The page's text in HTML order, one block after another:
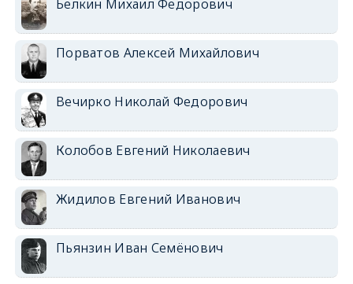
Белкин Михаил Федорович
Порватов Алексей Михайлович
Вечирко Николай Федорович
Колобов Евгений Николаевич
Жидилов Евгений Иванович
Пьянзин Иван Семёнович